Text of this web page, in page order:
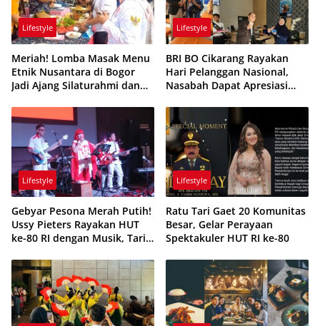
Lifestyle
Meriah! Lomba Masak Menu
Etnik Nusantara di Bogor
Jadi Ajang Silaturahmi dan
Lifestyle
BRI BO Cikarang Rayakan
Hari Pelanggan Nasional,
Nasabah Dapat Apresiasi
Lifestyle
Gebyar Pesona Merah Putih!
Ussy Pieters Rayakan HUT
ke-80 RI dengan Musik, Tari,
Lifestyle
Ratu Tari Gaet 20 Komunitas
Besar, Gelar Perayaan
Spektakuler HUT RI ke-80